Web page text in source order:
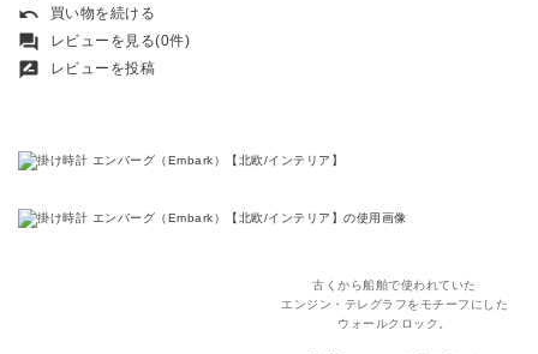
undo 買い物を続ける
forum レビューを見る(0件)
rate_review レビューを投稿
古くから船舶で使われていた
エンジン・テレグラフをモチーフにした
ウォールクロック。